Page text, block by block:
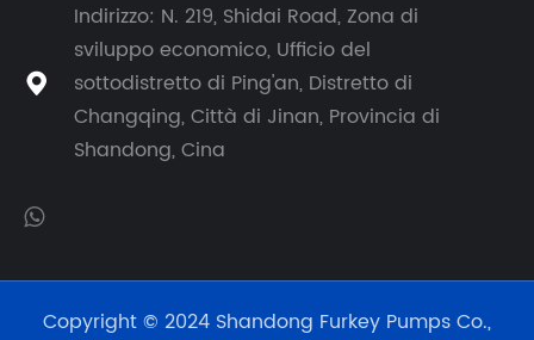

Indirizzo: N. 219, Shidai Road, Zona di
sviluppo economico, Ufficio del
sottodistretto di Ping'an, Distretto di
Changqing, Città di Jinan, Provincia di
Shandong, Cina
Copyright © 2024 Shandong Furkey Pumps Co.,